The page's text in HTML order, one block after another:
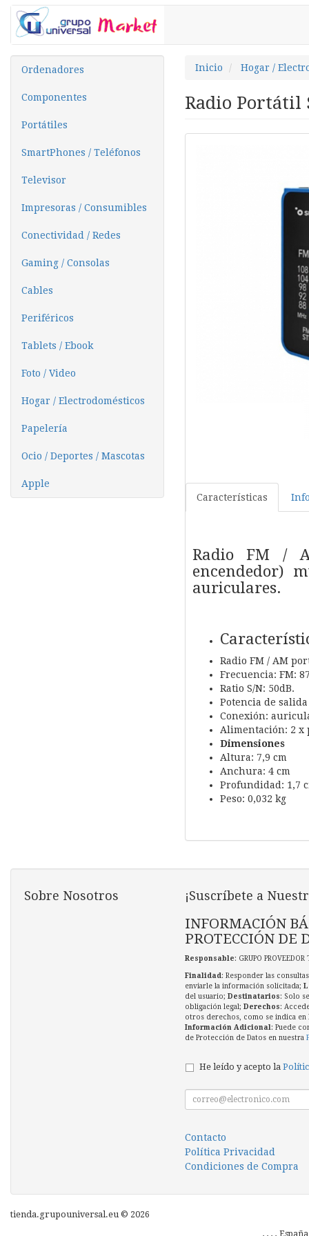
Ordenadores
Componentes
Portátiles
SmartPhones / Teléfonos
Televisor
Impresoras / Consumibles
Conectividad / Redes
Gaming / Consolas
Cables
Periféricos
Tablets / Ebook
Foto / Video
Hogar / Electrodomésticos
Papelería
Ocio / Deportes / Mascotas
Apple
Inicio Hogar /
Radio Portátil
Características
Radio FM /
encendedor)
auriculares.
Radio FM / AM
Frecuencia: FM:
Ratio S/N: 50dB.
Potencia de
Conexión:
Alimentación: 2 x
Dimensiones
Altura: 7,9 cm
Anchura: 4 cm
Profundidad: 1,7
Peso: 0,032 kg
Sobre Nosotros ¡Suscríbete a
INFORMACIÓN
PROTECCIÓN DE
Responsable: GRUPO
Finalidad : Responder las
enviarle la información solicitada;
del usuario; Destinatarios: Solo
obligación legal; Derechos:
otros derechos, como se indica en
Información Adicional : Puede
de Protección de Datos en nuestra
He leído y acepto la
Contacto
Política Privacidad
Condiciones de Compra
tienda.grupouniversal.eu © 2026
, , , ,